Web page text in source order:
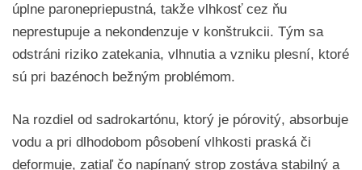
úplne paronepriepustná, takže vlhkosť cez ňu
neprestupuje a nekondenzuje v konštrukcii. Tým sa
odstráni riziko zatekania, vlhnutia a vzniku plesní, ktoré
sú pri bazénoch bežným problémom.
Na rozdiel od sadrokartónu, ktorý je pórovitý, absorbuje
vodu a pri dlhodobom pôsobení vlhkosti praská či
deformuje, zatiaľ čo napínaný strop zostáva stabilný a